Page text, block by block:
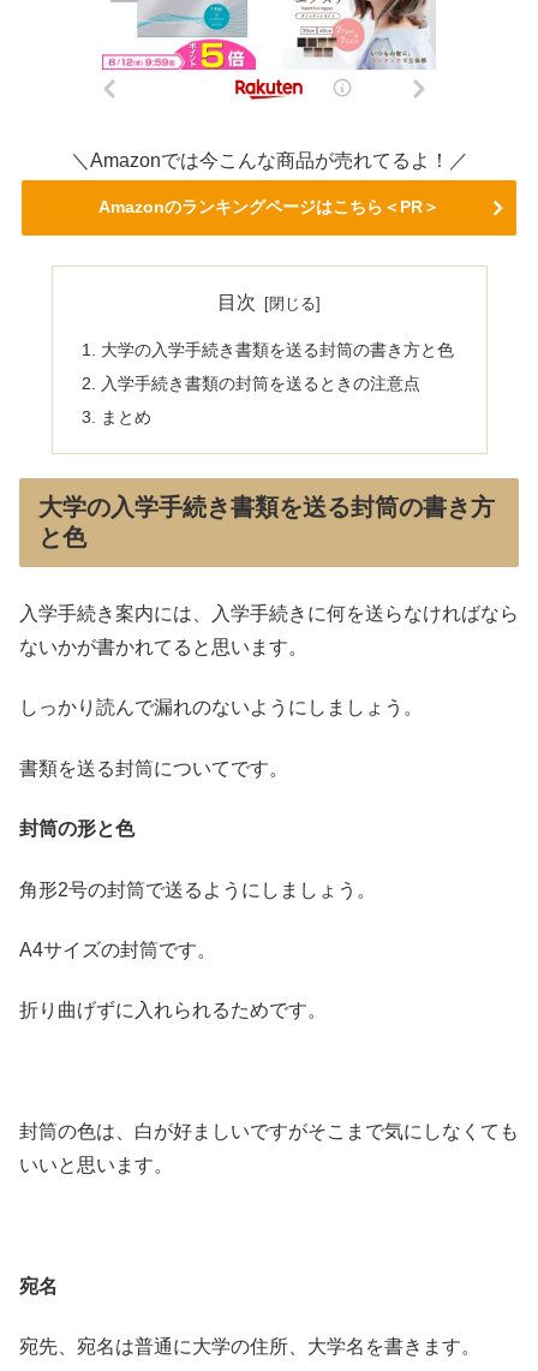
＼Amazonでは今こんな商品が売れてるよ！／
Amazonのランキングページはこちら＜PR＞
目次
大学の入学手続き書類を送る封筒の書き方と色
入学手続き書類の封筒を送るときの注意点
まとめ
大学の入学手続き書類を送る封筒の書き方
と色
入学手続き案内には、入学手続きに何を送らなければなら
ないかが書かれてると思います。
しっかり読んで漏れのないようにしましょう。
書類を送る封筒についてです。
封筒の形と色
角形2号の封筒で送るようにしましょう。
A4サイズの封筒です。
折り曲げずに入れられるためです。
封筒の色は、白が好ましいですがそこまで気にしなくても
いいと思います。
宛名
宛先、宛名は普通に大学の住所、大学名を書きます。